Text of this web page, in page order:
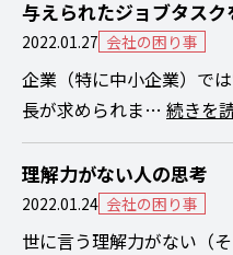
与えられたジョブタス
2022.01.27 会社の困り事
企業（特に中小企業）で
長が求められま… 続きを
理解力がない人の思考
2022.01.24 会社の困り事
世に言う理解力がない（